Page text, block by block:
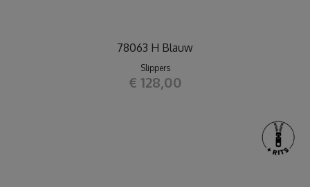
78063 H Blauw
Slippers
€ 128,00